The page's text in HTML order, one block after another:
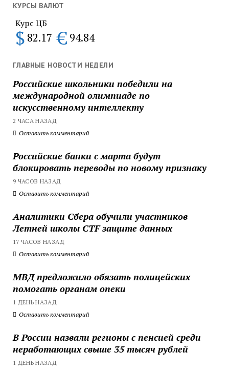
КУРСЫ ВАЛЮТ
Курс ЦБ
$ 82.17 € 94.84
ГЛАВНЫЕ НОВОСТИ НЕДЕЛИ
Российские школьники победили на
международной олимпиаде по
искусственному интеллекту
2 ЧАСА НАЗАД
Оставить комментарий
Российские банки с марта будут
блокировать переводы по новому признаку
9 ЧАСОВ НАЗАД
Оставить комментарий
Аналитики Сбера обучили участников
Летней школы CTF защите данных
17 ЧАСОВ НАЗАД
Оставить комментарий
МВД предложило обязать полицейских
помогать органам опеки
1 ДЕНЬ НАЗАД
Оставить комментарий
В России назвали регионы с пенсией среди
неработающих свыше 35 тысяч рублей
1 ДЕНЬ НАЗАД